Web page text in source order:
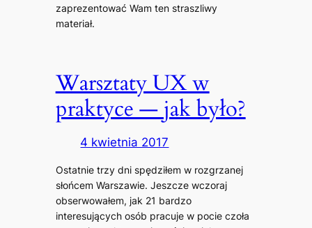
zaprezentować Wam ten straszliwy
materiał.
Warsztaty UX w
praktyce — jak było?
4 kwietnia 2017
Ostatnie trzy dni spędziłem w rozgrzanej
słońcem Warszawie. Jeszcze wczoraj
obserwowałem, jak 21 bardzo
interesujących osób pracuje w pocie czoła